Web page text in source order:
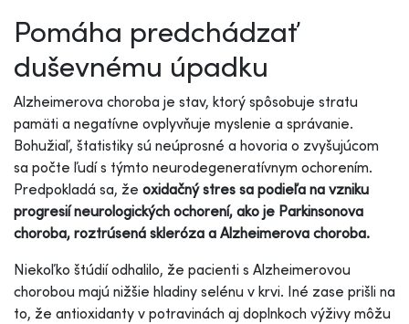
Pomáha predchádzať
duševnému úpadku
Alzheimerova choroba je stav, ktorý spôsobuje stratu
pamäti a negatívne ovplyvňuje myslenie a správanie.
Bohužiaľ, štatistiky sú neúprosné a hovoria o zvyšujúcom
sa počte ľudí s týmto neurodegeneratívnym ochorením.
Predpokladá sa, že oxidačný stres sa podieľa na vzniku
progresií neurologických ochorení, ako je Parkinsonova
choroba, roztrúsená skleróza a Alzheimerova choroba.
Niekoľko štúdií odhalilo, že pacienti s Alzheimerovou
chorobou majú nižšie hladiny selénu v krvi. Iné zase prišli na
to, že antioxidanty v potravinách aj doplnkoch výživy môžu